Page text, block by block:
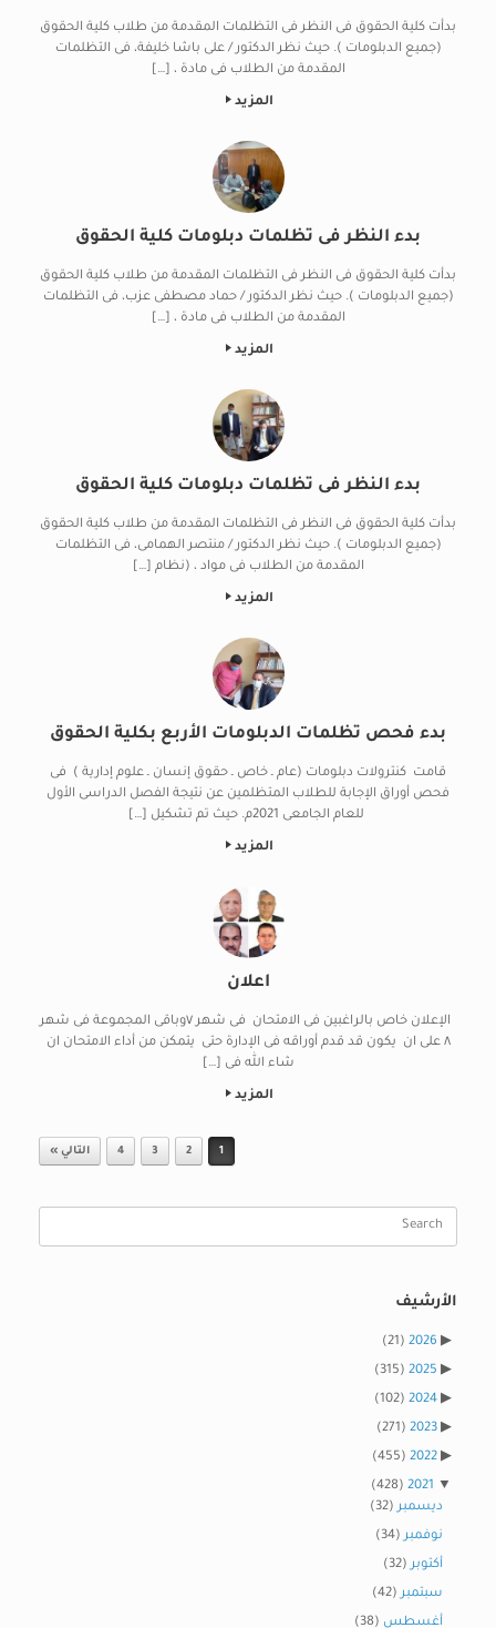
بدأت كلية الحقوق فى النظر فى التظلمات المقدمة من طلاب كلية الحقوق
(جميع الدبلومات ). حيث نظر الدكتور / على باشا خليفة، فى التظلمات
المقدمة من الطلاب فى مادة ، […]
المزيد
بدء النظر فى تظلمات دبلومات كلية الحقوق
بدأت كلية الحقوق فى النظر فى التظلمات المقدمة من طلاب كلية الحقوق
(جميع الدبلومات ). حيث نظر الدكتور / حماد مصطفى عزب، فى التظلمات
المقدمة من الطلاب فى مادة ، […]
المزيد
بدء النظر فى تظلمات دبلومات كلية الحقوق
بدأت كلية الحقوق فى النظر فى التظلمات المقدمة من طلاب كلية الحقوق
(جميع الدبلومات ). حيث نظر الدكتور / منتصر الهمامى، فى التظلمات
المقدمة من الطلاب فى مواد ، (نظام […]
المزيد
بدء فحص تظلمات الدبلومات الأربع بكلية الحقوق
قامت كنترولات دبلومات (عام ـ خاص ـ حقوق إنسان ـ علوم إدارية ) فى
فحص أوراق الإجابة للطلاب المتظلمين عن نتيجة الفصل الدراسى الأول
للعام الجامعى 2021م. حيث تم تشكيل […]
المزيد
اعلان
الإعلان خاص بالراغبين فى الامتحان فى شهر ٧وباقى المجموعة فى شهر
٨ على ان يكون قد قدم أوراقه فى الإدارة حتى يتمكن من أداء الامتحان ان
شاء الله فى […]
المزيد
1
2
3
4 التالي »
Search
الأرشيف
2026
(21)
2025
(315)
2024
(102)
2023
(271)
2022
(455)
2021
(428)
ديسمبر(32)
نوفمبر(34)
أكتوبر(32)
سبتمبر(42)
أغسطس (38)